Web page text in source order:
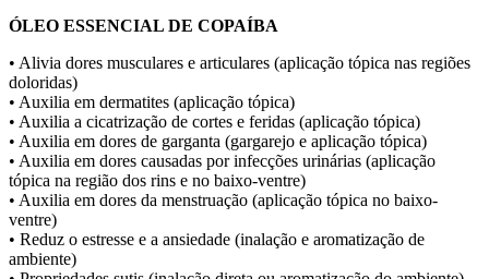
ÓLEO ESSENCIAL DE COPAÍBA
• Alivia dores musculares e articulares (aplicação tópica nas regiões
doloridas)
• Auxilia em dermatites (aplicação tópica)
• Auxilia a cicatrização de cortes e feridas (aplicação tópica)
• Auxilia em dores de garganta (gargarejo e aplicação tópica)
• Auxilia em dores causadas por infecções urinárias (aplicação
tópica na região dos rins e no baixo-ventre)
• Auxilia em dores da menstruação (aplicação tópica no baixo-
ventre)
• Reduz o estresse e a ansiedade (inalação e aromatização de
ambiente)